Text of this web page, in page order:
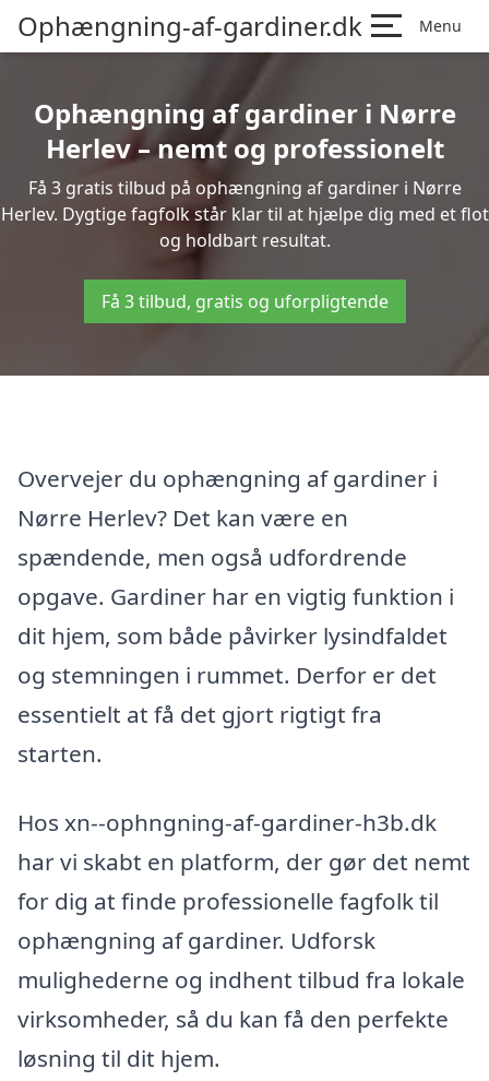
Ophængning-af-gardiner.dk Menu
Ophængning af gardiner i Nørre
Herlev – nemt og professionelt
Få 3 gratis tilbud på ophængning af gardiner i Nørre
Herlev. Dygtige fagfolk står klar til at hjælpe dig med et flot
og holdbart resultat.
Få 3 tilbud, gratis og uforpligtende
Overvejer du ophængning af gardiner i
Nørre Herlev? Det kan være en
spændende, men også udfordrende
opgave. Gardiner har en vigtig funktion i
dit hjem, som både påvirker lysindfaldet
og stemningen i rummet. Derfor er det
essentielt at få det gjort rigtigt fra
starten.
Hos xn--ophngning-af-gardiner-h3b.dk
har vi skabt en platform, der gør det nemt
for dig at finde professionelle fagfolk til
ophængning af gardiner. Udforsk
mulighederne og indhent tilbud fra lokale
virksomheder, så du kan få den perfekte
løsning til dit hjem.